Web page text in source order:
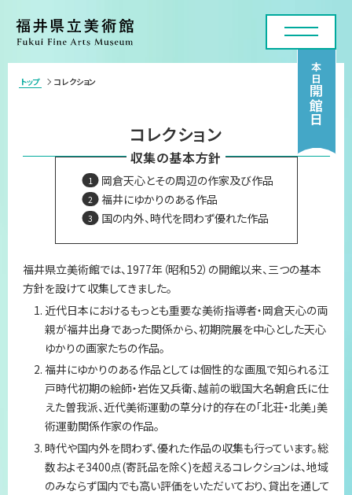
本日
開館日
展覧会
年間スケジュール
各種申請・実技講座
コレクション
美術館について
お問い合わせフォーム
プライバシーポリシー
サイトマップ
トップ コレクション
コレクション
収集の基本方針
岡倉天心とその周辺の作家及び作品
福井にゆかりのある作品
国の内外、時代を問わず優れた作品
福井県立美術館では、1977年（昭和52）の開館以来、三つの基本
方針を設けて収集してきました。
近代日本におけるもっとも重要な美術指導者・岡倉天心の両
親が福井出身であった関係から、初期院展を中心とした天心
ゆかりの画家たちの作品。
福井にゆかりのある作品としては個性的な画風で知られる江
戸時代初期の絵師・岩佐又兵衛、越前の戦国大名朝倉氏に仕
えた曽我派、近代美術運動の草分け的存在の「北荘・北美」美
術運動関係作家の作品。
時代や国内外を問わず、優れた作品の収集も行っています。総
数およそ3400点(寄託品を除く)を超えるコレクションは、地域
のみならず国内でも高い評価をいただいており、貸出を通して